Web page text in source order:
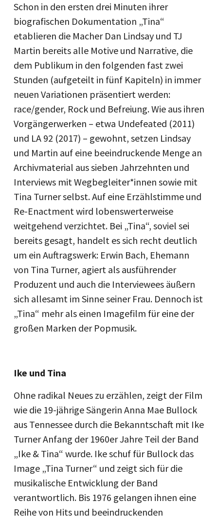
Schon in den ersten drei Minuten ihrer
biografischen Dokumentation „Tina“
etablieren die Macher Dan Lindsay und TJ
Martin bereits alle Motive und Narrative, die
dem Publikum in den folgenden fast zwei
Stunden (aufgeteilt in fünf Kapiteln) in immer
neuen Variationen präsentiert werden:
race/gender, Rock und Befreiung. Wie aus ihren
Vorgängerwerken – etwa Undefeated (2011)
und LA 92 (2017) – gewohnt, setzen Lindsay
und Martin auf eine beeindruckende Menge an
Archivmaterial aus sieben Jahrzehnten und
Interviews mit Wegbegleiter*innen sowie mit
Tina Turner selbst. Auf eine Erzählstimme und
Re-Enactment wird lobenswerterweise
weitgehend verzichtet. Bei „Tina“, soviel sei
bereits gesagt, handelt es sich recht deutlich
um ein Auftragswerk: Erwin Bach, Ehemann
von Tina Turner, agiert als ausführender
Produzent und auch die Interviewees äußern
sich allesamt im Sinne seiner Frau. Dennoch ist
„Tina“ mehr als einen Imagefilm für eine der
großen Marken der Popmusik.
Ike und Tina
Ohne radikal Neues zu erzählen, zeigt der Film
wie die 19-jährige Sängerin Anna Mae Bullock
aus Tennessee durch die Bekanntschaft mit Ike
Turner Anfang der 1960er Jahre Teil der Band
„Ike & Tina“ wurde. Ike schuf für Bullock das
Image „Tina Turner“ und zeigt sich für die
musikalische Entwicklung der Band
verantwortlich. Bis 1976 gelangen ihnen eine
Reihe von Hits und beeindruckenden